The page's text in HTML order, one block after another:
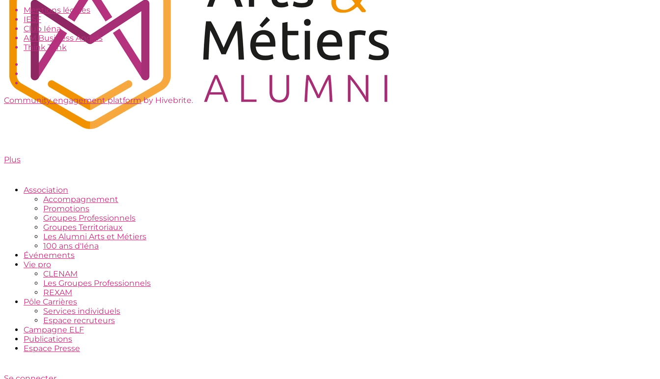
Plus
Association
Accompagnement
Promotions
Groupes Professionnels
Groupes Territoriaux
Les Alumni Arts et Métiers
100 ans d'Iéna
Événements
Vie pro
CLENAM
Les Groupes Professionnels
REXAM
Pôle Carrières
Services individuels
Espace recruteurs
Campagne ELF
Publications
Espace Presse
Mentions légales
IESF
Club Iéna
AM Business Angels
Think Tank
Community engagement platformby Hivebrite.